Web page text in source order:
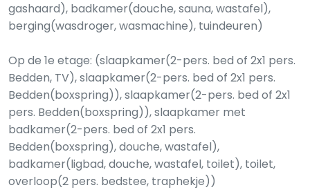
gashaard), badkamer(douche, sauna, wastafel),
berging(wasdroger, wasmachine), tuindeuren)
Op de 1e etage: (slaapkamer(2-pers. bed of 2x1 pers.
Bedden, TV), slaapkamer(2-pers. bed of 2x1 pers.
Bedden(boxspring)), slaapkamer(2-pers. bed of 2x1
pers. Bedden(boxspring)), slaapkamer met
badkamer(2-pers. bed of 2x1 pers.
Bedden(boxspring), douche, wastafel),
badkamer(ligbad, douche, wastafel, toilet), toilet,
overloop(2 pers. bedstee, traphekje))